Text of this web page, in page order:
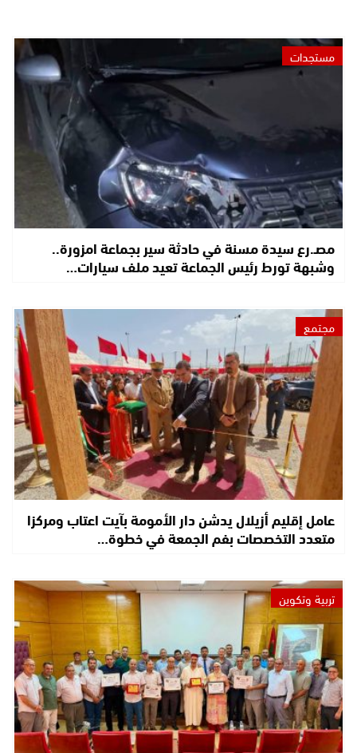
مستجدات
مصـ.رع سيدة مسنة في حادثة سير بجماعة امزورة..
وشبهة تورط رئيس الجماعة تعيد ملف سيارات…
مجتمع
عامل إقليم أزيلال يدشن دار الأمومة بآيت اعتاب ومركزا
متعدد التخصصات بفم الجمعة في خطوة…
تربية وتكوين